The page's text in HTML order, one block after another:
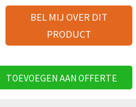
BEL MIJ OVER DIT
PRODUCT
TOEVOEGEN AAN OFFERTE